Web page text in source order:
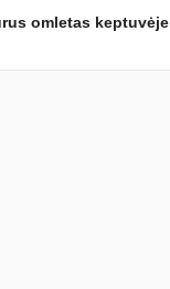
omletas keptuvėje